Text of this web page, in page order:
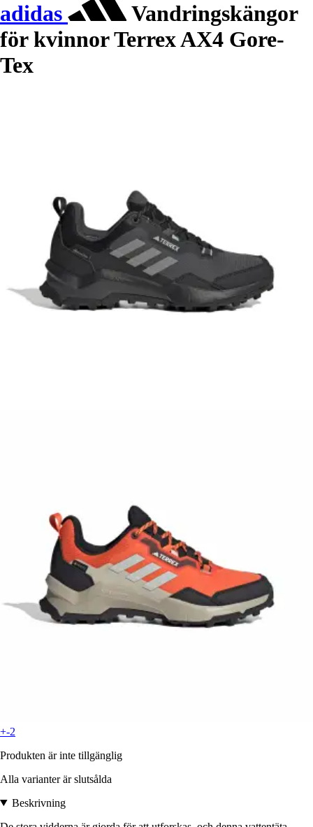
adidas
Vandringskängor
för kvinnor Terrex AX4 Gore-
Tex
+-2
Produkten är inte tillgänglig
Alla varianter är slutsålda
Beskrivning